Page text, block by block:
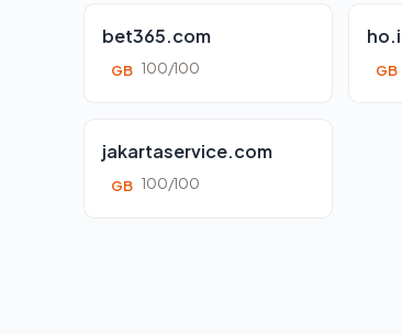
bet365.com
GB 100/100 GB
jakartaservice.com
GB 100/100